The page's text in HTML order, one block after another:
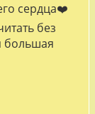
сердца❤️
без
большая